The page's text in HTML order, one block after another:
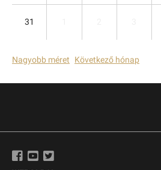
31
Nagyobb méret Következő hónap